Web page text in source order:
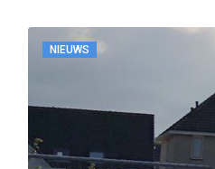
NIEUWS